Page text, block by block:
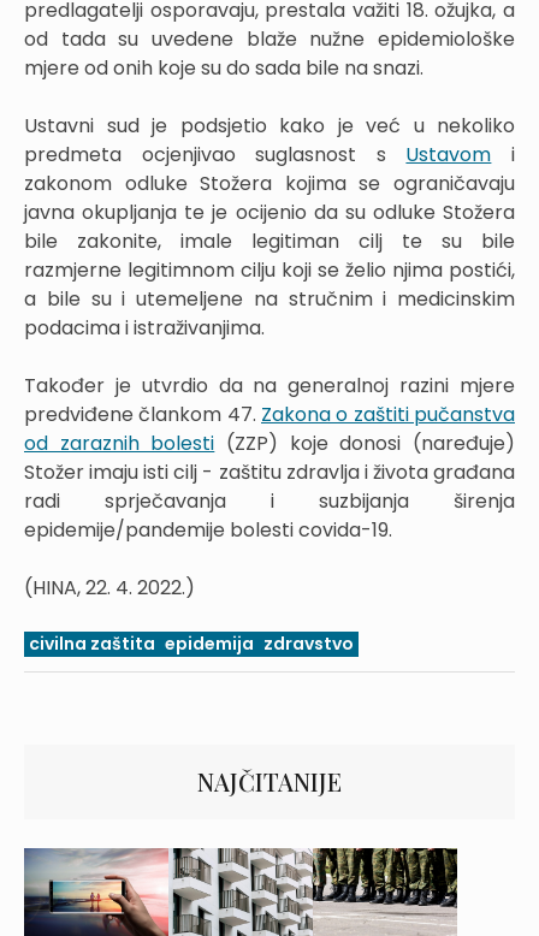
predlagatelji osporavaju, prestala važiti 18. ožujka, a
od tada su uvedene blaže nužne epidemiološke
mjere od onih koje su do sada bile na snazi.
Ustavni sud je podsjetio kako je već u nekoliko
predmeta ocjenjivao suglasnost s Ustavom i
zakonom odluke Stožera kojima se ograničavaju
javna okupljanja te je ocijenio da su odluke Stožera
bile zakonite, imale legitiman cilj te su bile
razmjerne legitimnom cilju koji se želio njima postići,
a bile su i utemeljene na stručnim i medicinskim
podacima i istraživanjima.
Također je utvrdio da na generalnoj razini mjere
predviđene člankom 47. Zakona o zaštiti pučanstva
od zaraznih bolesti (ZZP) koje donosi (naređuje)
Stožer imaju isti cilj - zaštitu zdravlja i života građana
radi sprječavanja i suzbijanja širenja
epidemije/pandemije bolesti covida-19.
(HINA, 22. 4. 2022.)
civilna zaštita epidemija zdravstvo
NAJČITANIJE